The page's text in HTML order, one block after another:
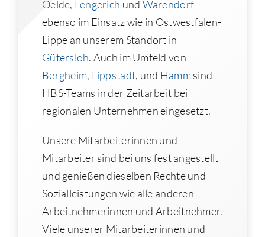
Oelde, Lengerich und Warendorf
ebenso im Einsatz wie in Ostwestfalen-
Lippe an unserem Standort in
Gütersloh. Auch im Umfeld von
Bergheim, Lippstadt, und Hammsind
HBS-Teams in der Zeitarbeit bei
regionalen Unternehmen eingesetzt.
Unsere Mitarbeiterinnen und
Mitarbeiter sind bei uns fest angestellt
und genießen dieselben Rechte und
Sozialleistungen wie alle anderen
Arbeitnehmerinnen und Arbeitnehmer.
Viele unserer Mitarbeiterinnen und